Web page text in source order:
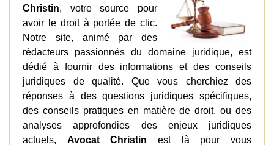
Christin, votre source pour
avoir le droit à portée de clic.
Notre site, animé par des
rédacteurs passionnés du domaine juridique, est
dédié à fournir des informations et des conseils
juridiques de qualité. Que vous cherchiez des
réponses à des questions juridiques spécifiques,
des conseils pratiques en matière de droit, ou des
analyses approfondies des enjeux juridiques
actuels, Avocat Christin est là pour vous